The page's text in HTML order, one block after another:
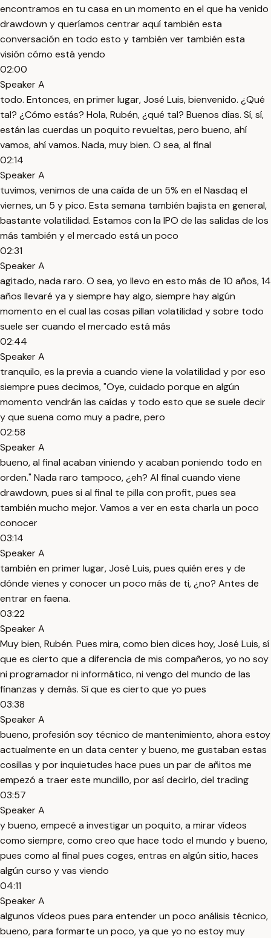
encontramos en tu casa en un momento en el que ha venido
drawdown y queríamos centrar aquí también esta
conversación en todo esto y también ver también esta
visión cómo está yendo
02:00
Speaker A
todo. Entonces, en primer lugar, José Luis, bienvenido. ¿Qué
tal? ¿Cómo estás? Hola, Rubén, ¿qué tal? Buenos días. Sí, sí,
están las cuerdas un poquito revueltas, pero bueno, ahí
vamos, ahí vamos. Nada, muy bien. O sea, al final
02:14
Speaker A
tuvimos, venimos de una caída de un 5% en el Nasdaq el
viernes, un 5 y pico. Esta semana también bajista en general,
bastante volatilidad. Estamos con la IPO de las salidas de los
más también y el mercado está un poco
02:31
Speaker A
agitado, nada raro. O sea, yo llevo en esto más de 10 años, 14
años llevaré ya y siempre hay algo, siempre hay algún
momento en el cual las cosas pillan volatilidad y sobre todo
suele ser cuando el mercado está más
02:44
Speaker A
tranquilo, es la previa a cuando viene la volatilidad y por eso
siempre pues decimos, "Oye, cuidado porque en algún
momento vendrán las caídas y todo esto que se suele decir
y que suena como muy a padre, pero
02:58
Speaker A
bueno, al final acaban viniendo y acaban poniendo todo en
orden." Nada raro tampoco, ¿eh? Al final cuando viene
drawdown, pues si al final te pilla con profit, pues sea
también mucho mejor. Vamos a ver en esta charla un poco
conocer
03:14
Speaker A
también en primer lugar, José Luis, pues quién eres y de
dónde vienes y conocer un poco más de ti, ¿no? Antes de
entrar en faena.
03:22
Speaker A
Muy bien, Rubén. Pues mira, como bien dices hoy, José Luis, sí
que es cierto que a diferencia de mis compañeros, yo no soy
ni programador ni informático, ni vengo del mundo de las
finanzas y demás. Sí que es cierto que yo pues
03:38
Speaker A
bueno, profesión soy técnico de mantenimiento, ahora estoy
actualmente en un data center y bueno, me gustaban estas
cosillas y por inquietudes hace pues un par de añitos me
empezó a traer este mundillo, por así decirlo, del trading
03:57
Speaker A
y bueno, empecé a investigar un poquito, a mirar vídeos
como siempre, como creo que hace todo el mundo y bueno,
pues como al final pues coges, entras en algún sitio, haces
algún curso y vas viendo
04:11
Speaker A
algunos vídeos pues para entender un poco análisis técnico,
bueno, para formarte un poco, ya que yo no estoy muy